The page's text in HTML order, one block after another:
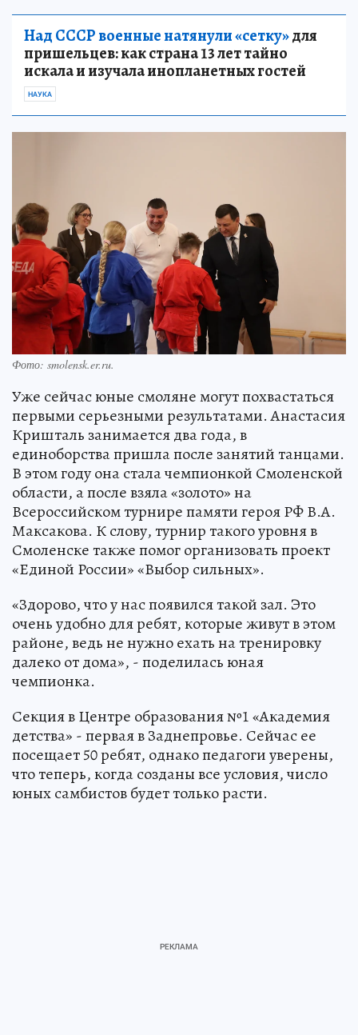
Над СССР военные натянули «сетку»для
пришельцев: как страна 13 лет тайно
искала и изучала инопланетных гостей
НАУКА
Фото: smolensk.er.ru.
Уже сейчас юные смоляне могут похвастаться
первыми серьезными результатами. Анастасия
Кришталь занимается два года, в
единоборства пришла после занятий танцами.
В этом году она стала чемпионкой Смоленской
области, а после взяла «золото» на
Всероссийском турнире памяти героя РФ В.А.
Максакова. К слову, турнир такого уровня в
Смоленске также помог организовать проект
«Единой России» «Выбор сильных».
«Здорово, что у нас появился такой зал. Это
очень удобно для ребят, которые живут в этом
районе, ведь не нужно ехать на тренировку
далеко от дома», - поделилась юная
чемпионка.
Секция в Центре образования №1 «Академия
детства» - первая в Заднепровье. Сейчас ее
посещает 50 ребят, однако педагоги уверены,
что теперь, когда созданы все условия, число
юных самбистов будет только расти.